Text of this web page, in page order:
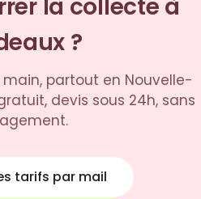
la collecte à
?
partout en Nouvelle-
devis sous 24h, sans
tarifs par mail